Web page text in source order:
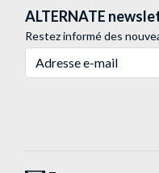
ALTERNATE
Restez informé des
Adresse e-mail